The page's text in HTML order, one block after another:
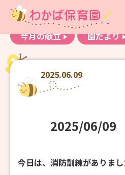
お知らせ
わかばアルバ
今月の献立
園だより
2025.06.09
2025/06/09
今日は、消防訓練がありまし